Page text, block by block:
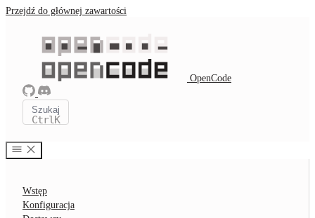
Przejdź do głównej zawartości
OpenCode
Szukaj
CtrlK
Wstęp
Konfiguracja